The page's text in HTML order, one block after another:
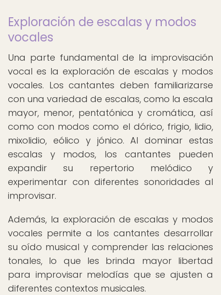
Exploración de escalas y modos
vocales
Una parte fundamental de la improvisación
vocal es la exploración de escalas y modos
vocales. Los cantantes deben familiarizarse
con una variedad de escalas, como la escala
mayor, menor, pentatónica y cromática, así
como con modos como el dórico, frigio, lidio,
mixolidio, eólico y jónico. Al dominar estas
escalas y modos, los cantantes pueden
expandir su repertorio melódico y
experimentar con diferentes sonoridades al
improvisar.
Además, la exploración de escalas y modos
vocales permite a los cantantes desarrollar
su oído musical y comprender las relaciones
tonales, lo que les brinda mayor libertad
para improvisar melodías que se ajusten a
diferentes contextos musicales.